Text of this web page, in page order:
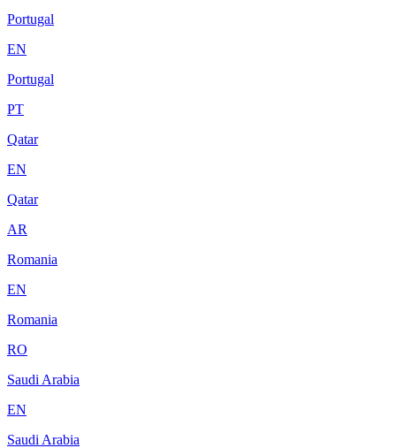
Portugal
EN
Portugal
PT
Qatar
EN
Qatar
AR
Romania
EN
Romania
RO
Saudi Arabia
EN
Saudi Arabia